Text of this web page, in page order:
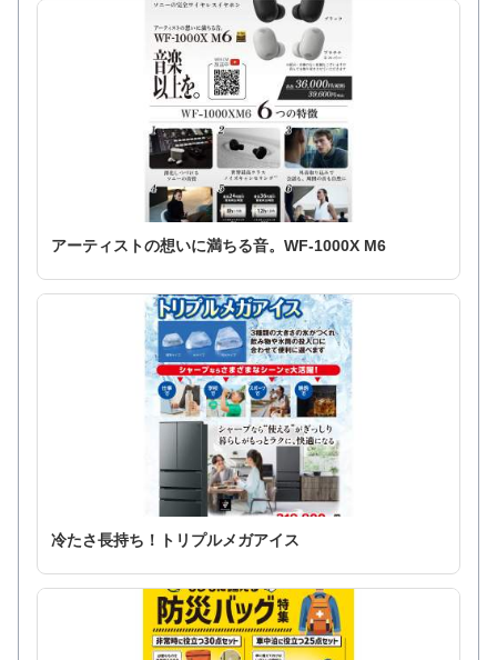
アーティストの想いに満ちる音。WF-1000X M6
冷たさ長持ち！トリプルメガアイス